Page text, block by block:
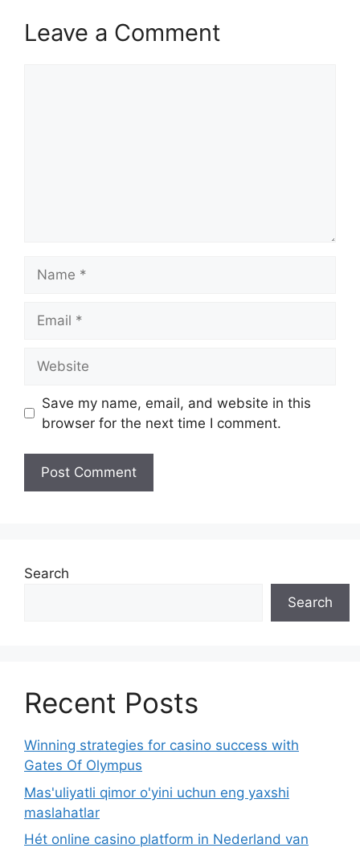
Leave a Comment
Save my name, email, and website in this
browser for the next time I comment.
Search
Search
Recent Posts
Winning strategies for casino success with
Gates Of Olympus
Mas'uliyatli qimor o'yini uchun eng yaxshi
maslahatlar
Hét online casino platform in Nederland van